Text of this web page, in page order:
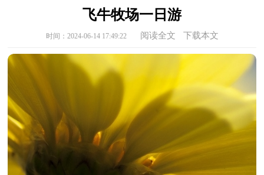
飞牛牧场一日游
时间：2024-06-14 17:49:22 阅读全文 下载本文